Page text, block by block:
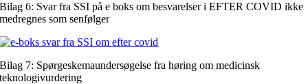
Bilag 6: Svar fra SSI på e boks om besvarelser i EFTER COVID ikke
medregnes som senfølger
Bilag 7: Spørgeskemaundersøgelse fra høring om medicinsk
teknologivurdering